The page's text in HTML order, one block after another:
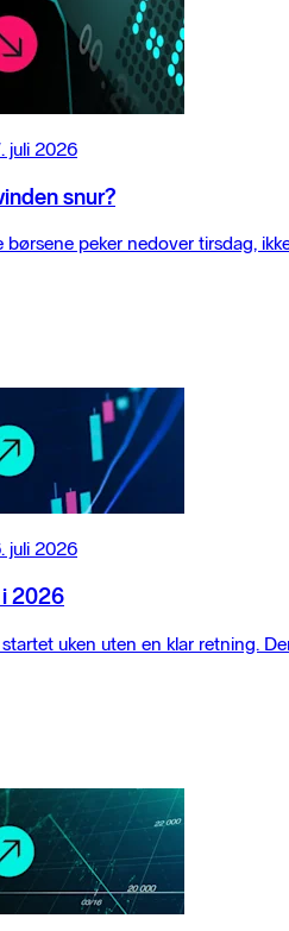
juli 2026
snur?
børsene peker nedover tirsdag,
juli 2026
2026
uken uten en klar retning.